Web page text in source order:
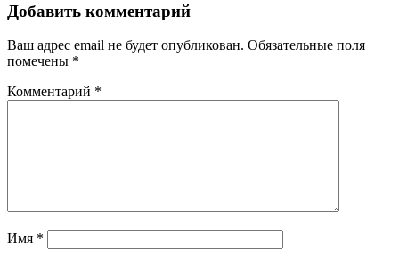
Добавить комментарий
Ваш адрес email не будет опубликован. Обязательные поля
помечены *
Комментарий *
Имя *